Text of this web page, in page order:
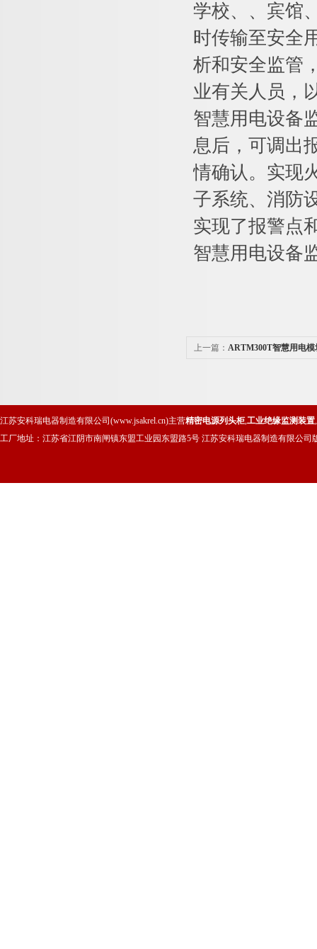
学校、、宾馆
时传输至安全
析和安全监管
业有关人员，
智慧用电设备
息后，可调出
情确认。实现
子系统、消防
实现了报警点
智慧用电设备
上一篇： ARTM300T智慧用电
江苏安科瑞电器制造有限公司(www.jsakrel.cn)主营精密电源列头柜,工业绝缘监测装置,
工厂地址：江苏省江阴市南闸镇东盟工业园东盟路5号 江苏安科瑞电器制造有限公司